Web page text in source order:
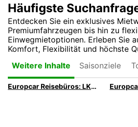
Häufigste
Entdecken Sie ein exklusives
Premiumfahrzeugen bis hin zu
Einwegmietoptionen. Erleben Sie
Komfort, Flexibilität und höchste
Weitere Inhalte
Saisonziele
Europcar Reisebüros: LKW & Transporter-Übersicht | Greenworld